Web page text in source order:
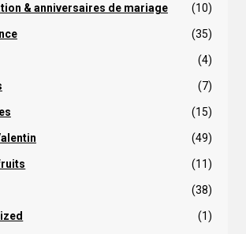
& anniversaires de mariage (10)
(35)
(4)
(7)
(15)
(49)
(11)
(38)
(1)